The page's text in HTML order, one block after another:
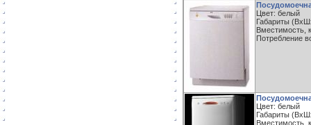
Цвет: белый
Габариты
Вместимость,
Потребление
Цвет: белый
Габариты
Вместимость,